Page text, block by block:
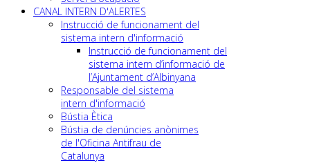
CANAL INTERN D'ALERTES
Instrucció de funcionament del
sistema intern d'informació
Instrucció de funcionament del
sistema intern d’informació de
l’Ajuntament d’Albinyana
Responsable del sistema
intern d'informació
Bústia Ètica
Bústia de denúncies anònimes
de l'Oficina Antifrau de
Catalunya